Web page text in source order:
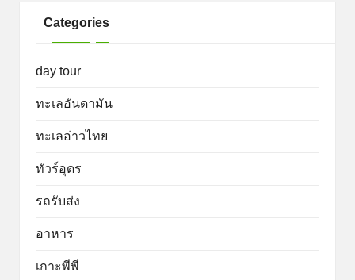
Categories
day tour
ทะเลอันดามัน
ทะเลอ่าวไทย
ทัวร์อุดร
รถรับส่ง
อาหาร
เกาะพีพี